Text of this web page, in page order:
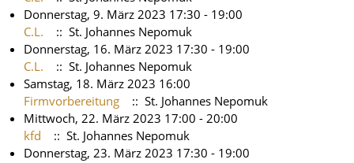
Donnerstag, 9. März 2023 17:30 - 19:00
C.L.
:: St. Johannes Nepomuk
Donnerstag, 16. März 2023 17:30 - 19:00
C.L.
:: St. Johannes Nepomuk
Samstag, 18. März 2023 16:00
Firmvorbereitung
:: St. Johannes Nepomuk
Mittwoch, 22. März 2023 17:00 - 20:00
kfd
:: St. Johannes Nepomuk
Donnerstag, 23. März 2023 17:30 - 19:00